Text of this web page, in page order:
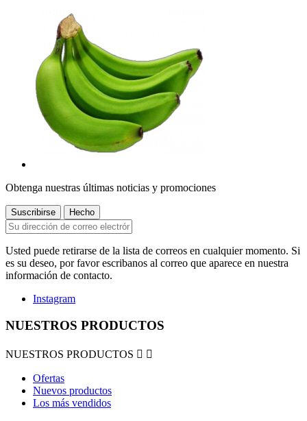
Obtenga nuestras últimas noticias y promociones
Usted puede retirarse de la lista de correos en cualquier momento. Si
es su deseo, por favor escribanos al correo que aparece en nuestra
información de contacto.
Instagram
NUESTROS PRODUCTOS
NUESTROS PRODUCTOS  
Ofertas
Nuevos productos
Los más vendidos